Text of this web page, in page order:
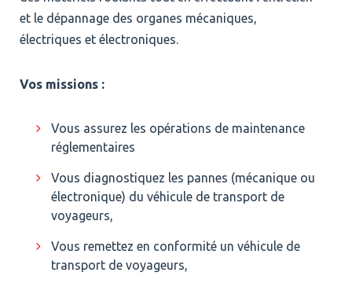
et le dépannage des organes mécaniques,
électriques et électroniques.
Vos missions :
Vous assurez les opérations de maintenance
réglementaires
Vous diagnostiquez les pannes (mécanique ou
électronique) du véhicule de transport de
voyageurs,
Vous remettez en conformité un véhicule de
transport de voyageurs,